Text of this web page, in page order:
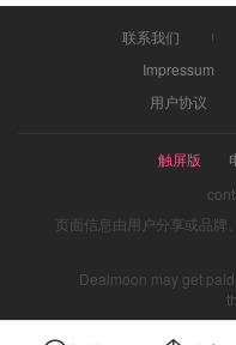
联系我们
Impressum
用户协议
触屏版
页面信息由用户分享或品
Dealmoon may get